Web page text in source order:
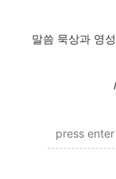
말씀 묵상과 영